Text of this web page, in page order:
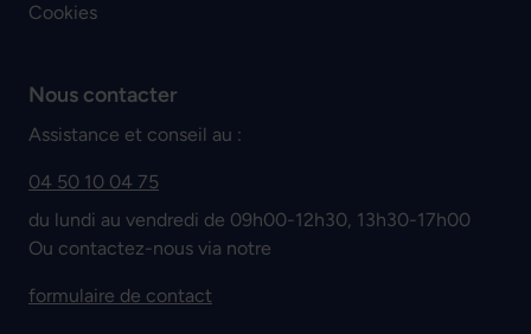
Cookies
Nous contacter
Assistance et conseil au :
04 50 10 04 75
du lundi au vendredi de 09h00-12h30, 13h30-17h00
Ou contactez-nous via notre
formulaire de contact